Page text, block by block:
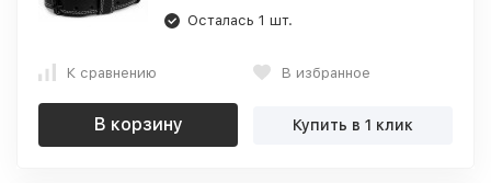
Осталась 1 шт.
К сравнению В избранное
В корзину Купить в 1 клик